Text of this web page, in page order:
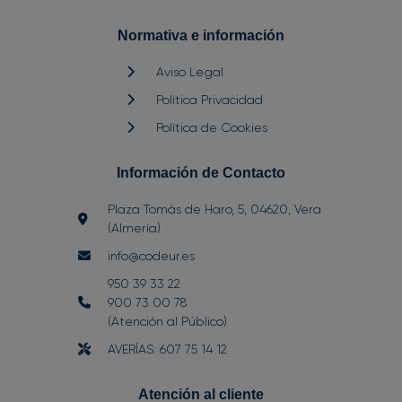
Normativa e información
Aviso Legal
Política Privacidad
Política de Cookies
Información de Contacto
Plaza Tomás de Haro, 5, 04620, Vera
(Almería)
info@codeur.es
950 39 33 22
900 73 00 78
(Atención al Público)
AVERÍAS: 607 75 14 12
Atención al cliente